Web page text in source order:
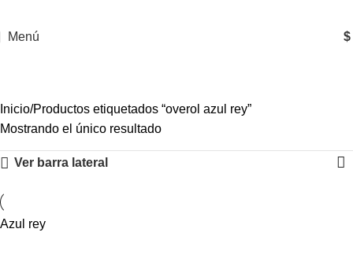
Menú $
Inicio Productos etiquetados “overol azul rey”
Mostrando el único resultado
Ver barra lateral
Azul rey